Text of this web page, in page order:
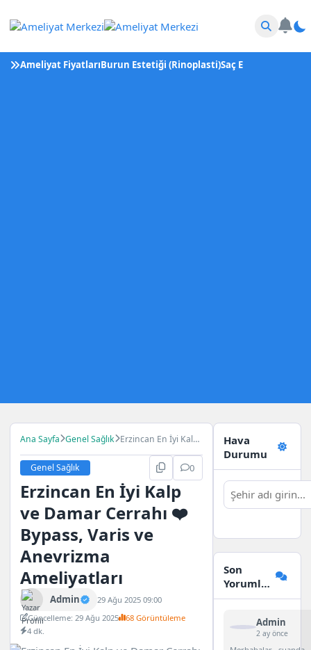
Ameliyat FiyatlarıBurun Estetiği (Rinoplasti)Saç Ekimi
Ana Sayfa Genel Sağlık Erzincan En İyi Kalp
Bypass, Varis ve
Anevrizma
Ameliyatları
Genel Sağlık 0
Erzincan En İyi Kalp
ve Damar Cerrahı ❤️
Bypass, Varis ve
Anevrizma
Ameliyatları
Admin
29 Ağu 2025 09:00
Güncelleme: 29 Ağu 2025
68 Görüntüleme
4 dk.
Hava
Durumu
Son
Yorumlar
Admin
2 ay önce